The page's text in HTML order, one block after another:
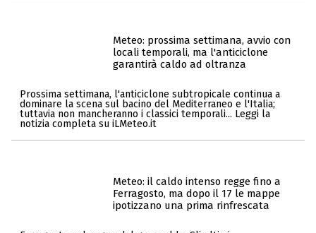
Meteo: prossima settimana, avvio con
locali temporali, ma l'anticiclone
garantirà caldo ad oltranza
Prossima settimana, l'anticiclone subtropicale continua a
dominare la scena sul bacino del Mediterraneo e l'Italia;
tuttavia non mancheranno i classici temporali... Leggi la
notizia completa su iLMeteo.it
Meteo: il caldo intenso regge fino a
Ferragosto, ma dopo il 17 le mappe
ipotizzano una prima rinfrescata